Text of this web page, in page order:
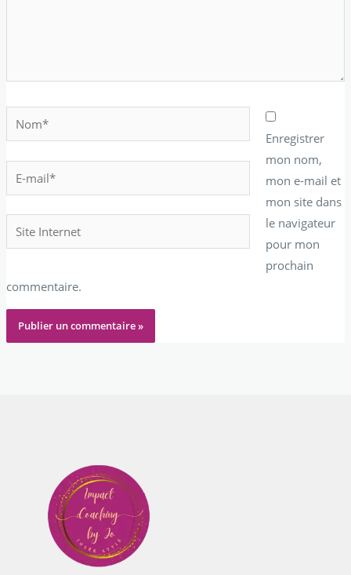
Nom*
mail*
Site
Internet
Enregistrer
mon nom,
mon e-mail et
mon site dans
le navigateur
pour mon
prochain
commentaire.